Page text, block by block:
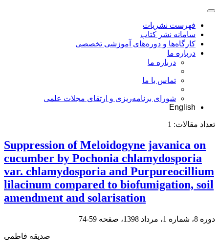
فهرست نشریات
سامانه نشر کتاب
کارگاه‌ها و دوره‌های آموزشی تخصصی
درباره ما
درباره ما
تماس با ما
شورای برنامه‌ریزی و ارتقای مجلات علمی
English
تعداد مقالات: 1
Suppression of Meloidogyne javanica on
cucumber by Pochonia chlamydosporia
var. chlamydosporia and Purpureocillium
lilacinum compared to biofumigation, soil
amendment and solarisation
دوره 8، شماره 1، مرداد 1398، صفحه 59-74
صدیقه فاطمی